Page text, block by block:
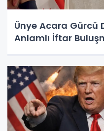
Ünye Acara Gürcü
Anlamlı İftar